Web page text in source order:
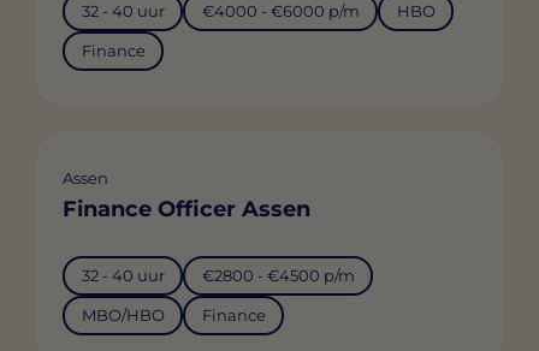
32 - 40 uur €4000 - €6000 p/m HBO
Finance
Assen
Finance Officer Assen
32 - 40 uur €2800 - €4500 p/m
MBO/HBO Finance